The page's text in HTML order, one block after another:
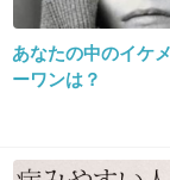
二十歳の誕生日
いまもピアスはあ
ん
あなたの中のイケ
ーワンは？